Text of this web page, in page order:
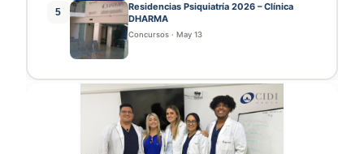
5
Residencias Psiquiatría 2026 – Clínica
DHARMA
Concursos · May 13